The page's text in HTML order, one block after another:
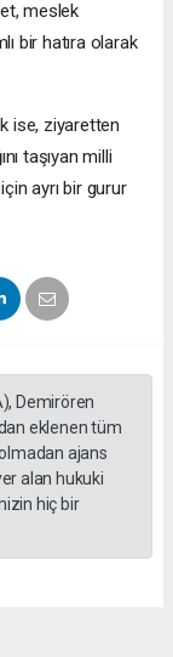
meslek
bir hatıra olarak
ise, ziyaretten
taşıyan milli
ayrı bir gurur
Demirören
eklenen tüm
ajans
alan hukuki
hiç bir